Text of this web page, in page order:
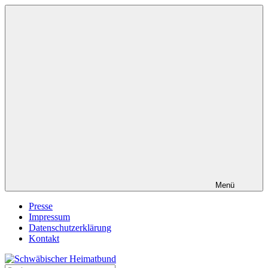
Zum
Menü
Presse
Impressum
Datenschutzerklärung
Kontakt